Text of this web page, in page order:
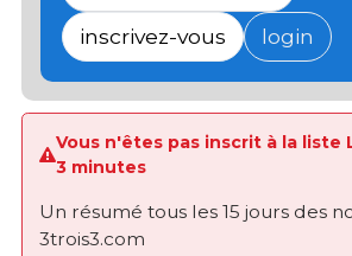
inscrivez-vous login
Vous n'êtes pas inscrit à la liste
3 minutes
Un résumé tous les 15 jours des
3trois3.com